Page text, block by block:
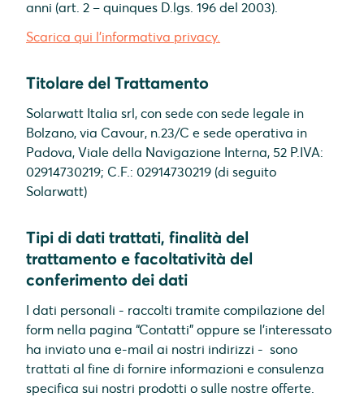
anni (art. 2 – quinques D.lgs. 196 del 2003).
Scarica qui l'informativa privacy.
Titolare del Trattamento
Solarwatt Italia srl, con sede con sede legale in
Bolzano, via Cavour, n.23/C e sede operativa in
Padova, Viale della Navigazione Interna, 52 P.IVA:
02914730219; C.F.: 02914730219 (di seguito
Solarwatt)
Tipi di dati trattati, finalità del
trattamento e facoltatività del
conferimento dei dati
I dati personali - raccolti tramite compilazione del
form nella pagina “Contatti” oppure se l’interessato
ha inviato una e-mail ai nostri indirizzi - sono
trattati al fine di fornire informazioni e consulenza
specifica sui nostri prodotti o sulle nostre offerte.